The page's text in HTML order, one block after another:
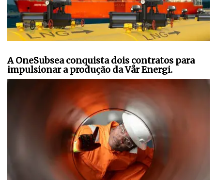
A OneSubsea conquista dois contratos para
impulsionar a produção da Vår Energi.